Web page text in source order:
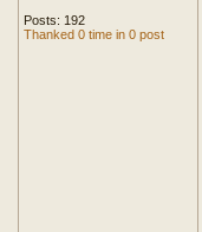
Posts: 192
Thanked 0 time in 0 post